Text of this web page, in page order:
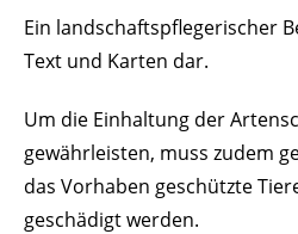
Ein landschaftspflegerischer
Text und Karten dar.
Um die Einhaltung der
gewährleisten, muss zudem
das Vorhaben geschützte
geschädigt werden.